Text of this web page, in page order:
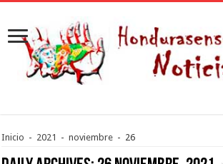
Inicio - 2021 - noviembre - 26